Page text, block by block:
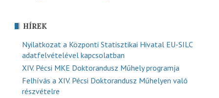
HÍREK
Nyilatkozat a Központi Statisztikai Hivatal EU-SILC
adatfelvételével kapcsolatban
XIV. Pécsi MKE Doktorandusz Műhely programja
Felhívás a XIV. Pécsi Doktorandusz Műhelyen való
részvételre